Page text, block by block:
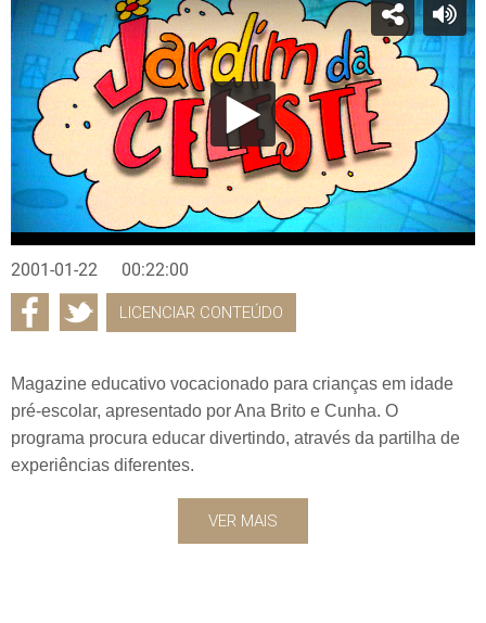
2001-01-22 00:22:00
LICENCIAR CONTEÚDO
Magazine educativo vocacionado para crianças em idade
pré-escolar, apresentado por Ana Brito e Cunha. O
programa procura educar divertindo, através da partilha de
experiências diferentes.
VER MAIS